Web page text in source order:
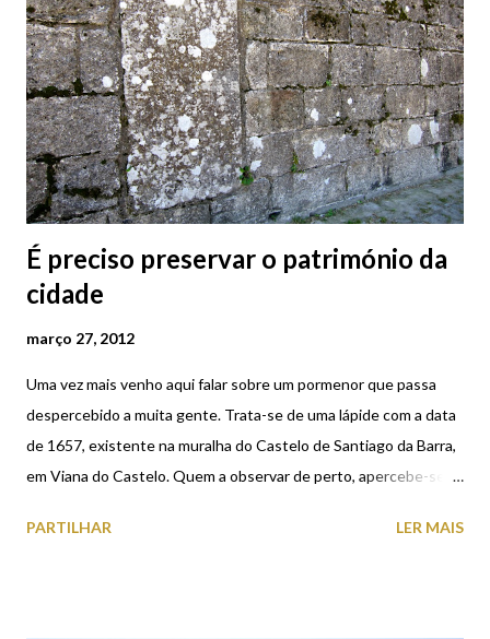
É preciso preservar o património da
cidade
março 27, 2012
Uma vez mais venho aqui falar sobre um pormenor que passa
despercebido a muita gente. Trata-se de uma lápide com a data
de 1657, existente na muralha do Castelo de Santiago da Barra,
em Viana do Castelo. Quem a observar de perto, apercebe-se
pedra encontra-se bastante suja. Será assim tão dispendioso
PARTILHAR LER MAIS